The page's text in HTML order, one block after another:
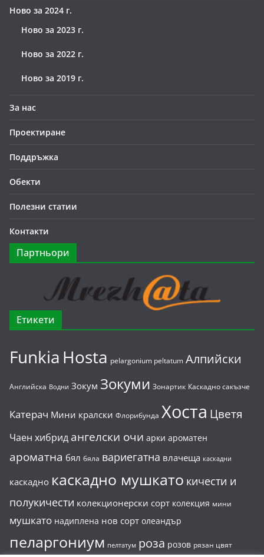
Ново за 2024 г.
Ново за 2023 г.
Ново за 2022 г.
Ново за 2019 г.
За нас
Проектиране
Поддръжка
Обекти
Полезни статии
Контакти
Партньори
Етикети
Funkia Hosta pelargonium peltatum Алпийски
Английска Водни Зокум Зокуми Зонартик Каскадно сакъзче
Катерач Мини кралски Флорибунда Хоста Цветя
Чаен хибрид ангелски очи арки ароматен
ароматна бял бяла вариегатна влачеща каскадни
каскадно каскадно мушкато кичести и
полукичести колекционерски сорт колекция мини
мушкато надиплена нов сорт олеандър
пеларгониум пелтатум роза розов рязан цвят